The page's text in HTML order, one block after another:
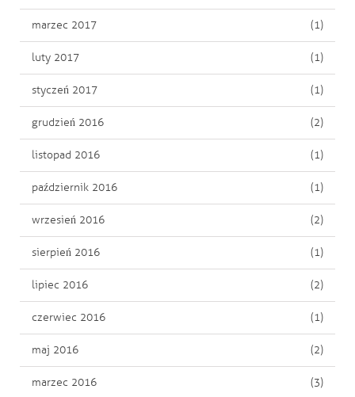
marzec 2017 (1)
luty 2017 (1)
styczeń 2017 (1)
grudzień 2016 (2)
listopad 2016 (1)
październik 2016 (1)
wrzesień 2016 (2)
sierpień 2016 (1)
lipiec 2016 (2)
czerwiec 2016 (1)
maj 2016 (2)
marzec 2016 (3)